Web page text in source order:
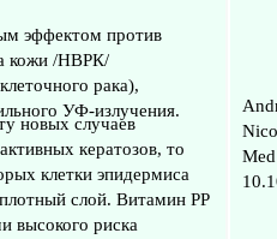
эффектом против
кожи /НВРК/
рака),
УФ-излучения.
новых случаев
кератозов, то
клетки эпидермиса
слой. Витамин РР
высокого риска